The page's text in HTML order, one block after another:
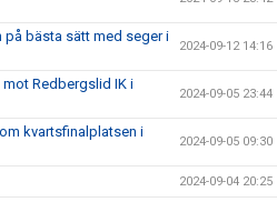
på bästa sätt med seger i
2024-09-12 14:16
Redbergslid IK i
2024-09-05 23:44
kvartsfinalplatsen i
2024-09-05 09:30
2024-09-04 20:25